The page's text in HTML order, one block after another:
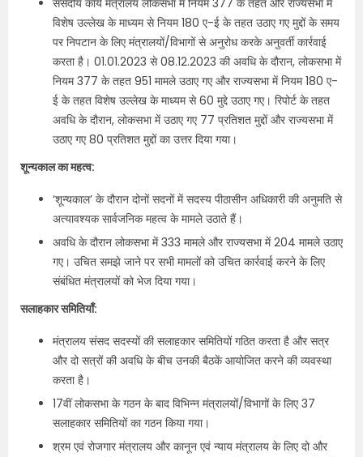
संसदीय कार्य मंत्रालय लोकसभा में नियम 377 के तहत और राज्यसभा में
विशेष उल्लेख के माध्यम से नियम 180 ए-ई के तहत उठाए गए मुद्दों के समय
पर निपटान के लिए मंत्रालयों/विभागों से अनुरोध करके अनुवर्ती कार्रवाई
करता है। 01.01.2023 से 08.12.2023 की अवधि के दौरान, लोकसभा में
नियम 377 के तहत 951 मामले उठाए गए और राज्यसभा में नियम 180 ए-
ई के तहत विशेष उल्लेख के माध्यम से 60 मुद्दे उठाए गए। रिपोर्ट के तहत
अवधि के दौरान, लोकसभा में उठाए गए 77 प्रतिशत मुद्दों और राज्यसभा में
उठाए गए 80 प्रतिशत मुद्दों का उत्तर दिया गया।
शून्यकाल का महत्‍व:
‘शून्यकाल’ के दौरान दोनों सदनों में सदस्य पीठासीन अधिकारी की अनुमति से
अत्यावश्यक सार्वजनिक महत्व के मामले उठाते हैं।
अवधि के दौरान लोकसभा में 333 मामले और राज्यसभा में 204 मामले उठाए
गए। उचित समझे जाने पर सभी मामलों को उचित कार्रवाई करने के लिए
संबंधित मंत्रालयों को भेज दिया गया।
सलाहकार समितियाँ:
मंत्रालय संसद सदस्यों की सलाहकार समितियों गठित करता है और सत्र
और दो सत्रों की अवधि के बीच उनकी बैठकें आयोजित करने की व्यवस्था
करता है।
17वीं लोकसभा के गठन के बाद विभिन्न मंत्रालयों/विभागों के लिए 37
सलाहकार समितियों का गठन किया गया।
श्रम एवं रोजगार मंत्रालय और कानून एवं न्याय मंत्रालय के लिए दो और